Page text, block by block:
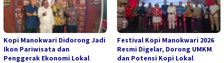
Kopi Manokwari Didorong Jadi
Ikon Pariwisata dan
Penggerak Ekonomi Lokal
Festival Kopi Manokwari 2026
Resmi Digelar, Dorong UMKM
dan Potensi Kopi Lokal